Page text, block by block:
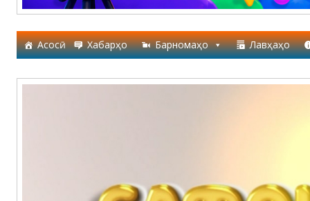
Асосӣ Хабарҳо Барномаҳо Лавҳаҳо